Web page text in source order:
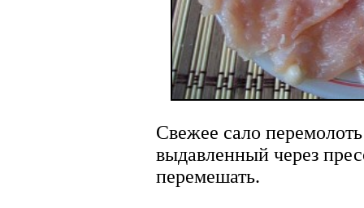
Свежее сало
выдавленный через
перемешать.